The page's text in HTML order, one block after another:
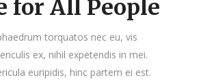
for All People
torquatos nec eu, vis
ex, nihil expetendis in mei.
euripidis, hinc partem ei est.